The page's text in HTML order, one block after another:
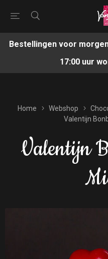
Bestellingen voor
17:00 uur
Home Webshop
Valentijn
Valentijn